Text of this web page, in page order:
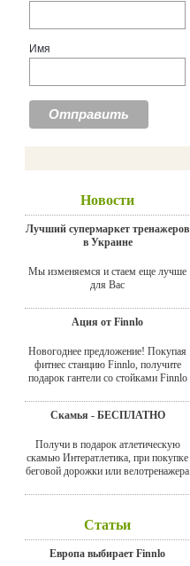
Имя
Новости
Лучший супермаркет тренажеров
в Украине
Мы изменяемся и стаем еще лучше
для Вас
Ация от Finnlo
Новогоднее предложение! Покупая
фитнес станцию Finnlo, получите
подарок гантели со стойками Finnlo
Скамья - БЕСПЛАТНО
Получи в подарок атлетическую
скамью Интератлетика, при покупке
беговой дорожки или велотренажера
Статьи
Европа выбирает Finnlo